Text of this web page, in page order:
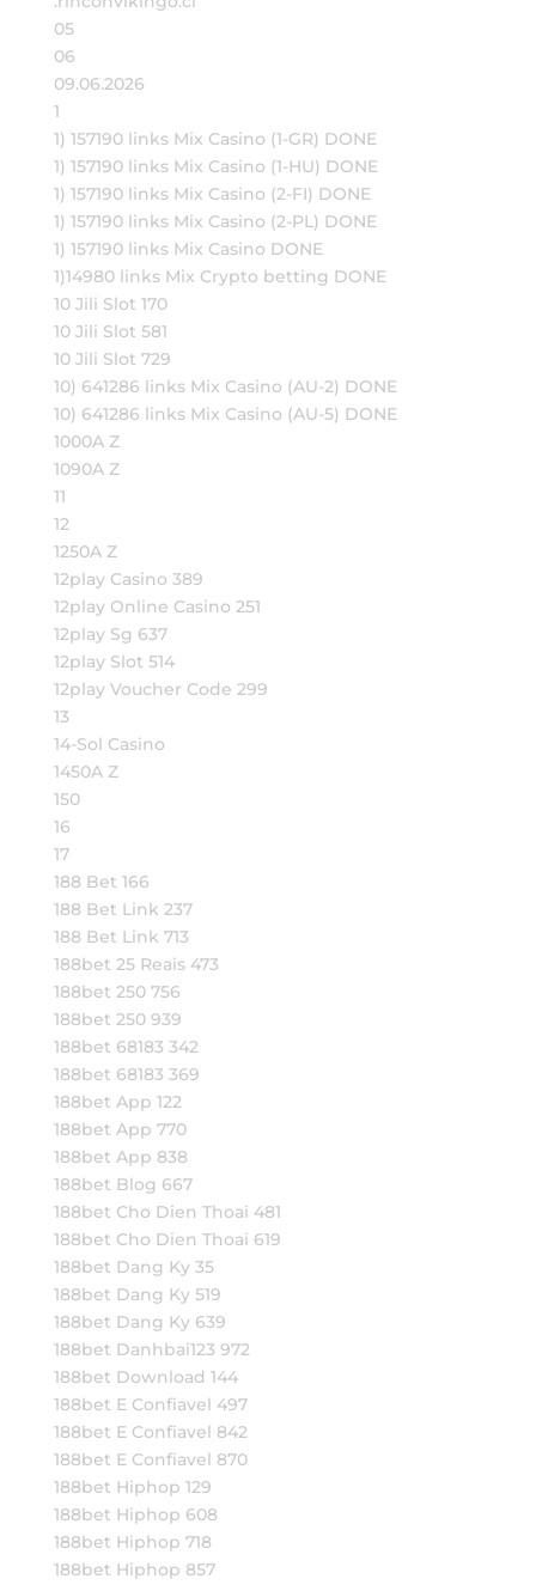
05
06
09.06.2026
1
1) 157190 links Mix Casino (1-GR) DONE
1) 157190 links Mix Casino (1-HU) DONE
1) 157190 links Mix Casino (2-FI) DONE
1) 157190 links Mix Casino (2-PL) DONE
1) 157190 links Mix Casino DONE
1)14980 links Mix Crypto betting DONE
10 Jili Slot 170
10 Jili Slot 581
10 Jili Slot 729
10) 641286 links Mix Casino (AU-2) DONE
10) 641286 links Mix Casino (AU-5) DONE
1000A Z
1090A Z
11
12
1250A Z
12play Casino 389
12play Online Casino 251
12play Sg 637
12play Slot 514
12play Voucher Code 299
13
14-Sol Casino
1450A Z
150
16
17
188 Bet 166
188 Bet Link 237
188 Bet Link 713
188bet 25 Reais 473
188bet 250 756
188bet 250 939
188bet 68183 342
188bet 68183 369
188bet App 122
188bet App 770
188bet App 838
188bet Blog 667
188bet Cho Dien Thoai 481
188bet Cho Dien Thoai 619
188bet Dang Ky 35
188bet Dang Ky 519
188bet Dang Ky 639
188bet Danhbai123 972
188bet Download 144
188bet E Confiavel 497
188bet E Confiavel 842
188bet E Confiavel 870
188bet Hiphop 129
188bet Hiphop 608
188bet Hiphop 718
188bet Hiphop 857